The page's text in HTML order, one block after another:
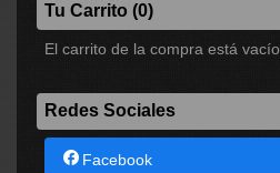
Tu Carrito (0)
El carrito de la compra está vacío
Redes Sociales
Facebook